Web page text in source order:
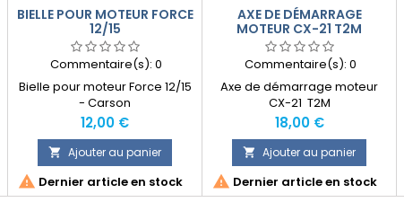
BIELLE POUR MOTEUR FORCE
12/15
Commentaire(s): 0
Bielle pour moteur Force 12/15
- Carson
Prix
12,00 €
 Ajouter au panier
 Dernier article en stock
AXE DE DÉMARRAGE
MOTEUR CX-21 T2M
Commentaire(s): 0
Axe de démarrage moteur
CX-21 T2M
Prix
18,00 €
 Ajouter au panier
 Dernier article en stock